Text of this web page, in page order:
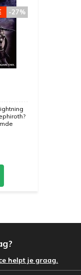
-27%
helpt je graag.